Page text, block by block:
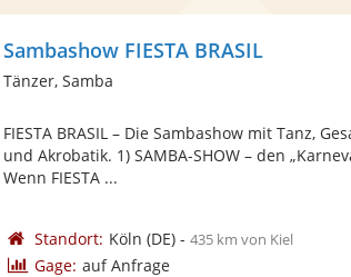
Sambashow FIESTA BRASIL
Tänzer, Samba
FIESTA BRASIL – Die Sambashow mit Tanz,
und Akrobatik. 1) SAMBA-SHOW – den
Wenn FIESTA ...
Standort: Köln (DE)- 435 km von Kiel
Gage: auf Anfrage